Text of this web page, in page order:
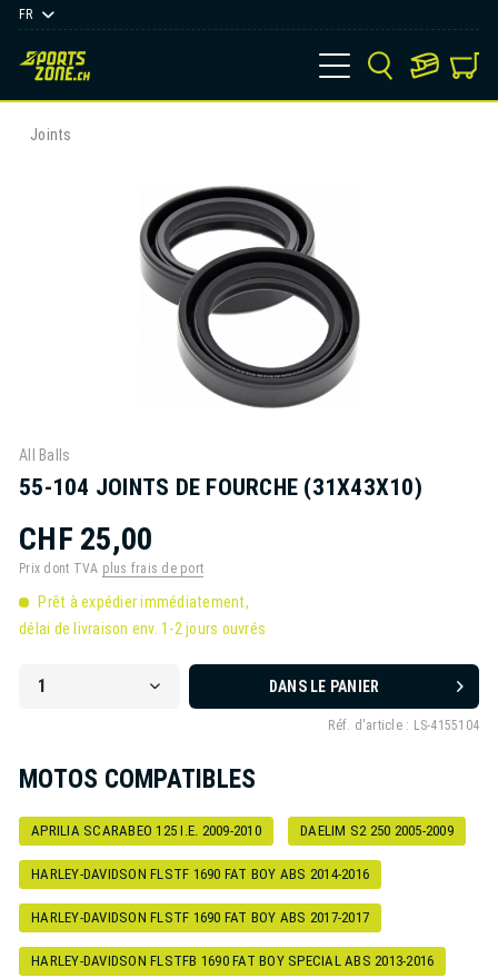
FR
Joints
All Balls
55-104 JOINTS DE FOURCHE (31X43X10)
CHF 25,00
Prix dont TVA plus frais de port
Prêt à expédier immédiatement,
délai de livraison env. 1-2 jours ouvrés
DANS LE PANIER
Réf. d'article : LS-4155104
MOTOS COMPATIBLES
APRILIA SCARABEO 125 I.E. 2009-2010 DAELIM S2 250 2005-2009
HARLEY-DAVIDSON FLSTF 1690 FAT BOY ABS 2014-2016
HARLEY-DAVIDSON FLSTF 1690 FAT BOY ABS 2017-2017
HARLEY-DAVIDSON FLSTFB 1690 FAT BOY SPECIAL ABS 2013-2016